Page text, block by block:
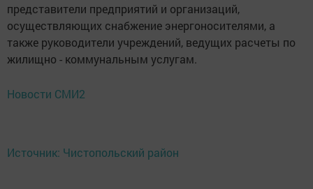
представители предприятий и организаций,
осуществляющих снабжение энергоносителями, а
также руководители учреждений, ведущих расчеты по
жилищно - коммунальным услугам.
Новости СМИ2
Источник: Чистопольский район